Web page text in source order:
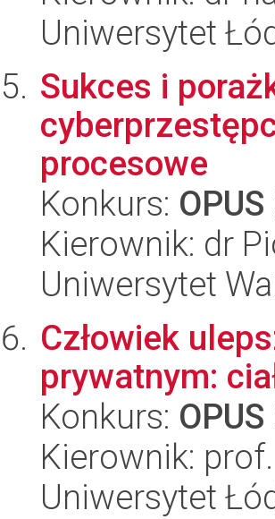
Uniwersytet
Sukces i
procesowe
Konkurs:
Kierownik: dr
Uniwersytet
Człowiek
prywatnym:
Konkurs:
Kierownik:
Uniwersytet